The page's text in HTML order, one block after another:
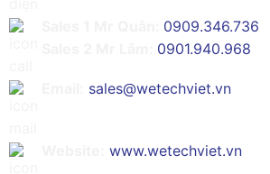
0909.346.736
0901.940.968
sales@wetechviet.vn
www.wetechviet.vn